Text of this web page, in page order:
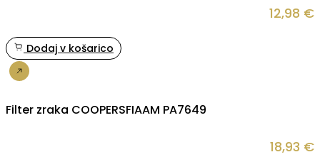
12,98 €
Dodaj v košarico
Filter zraka COOPERSFIAAM PA7649
18,93 €